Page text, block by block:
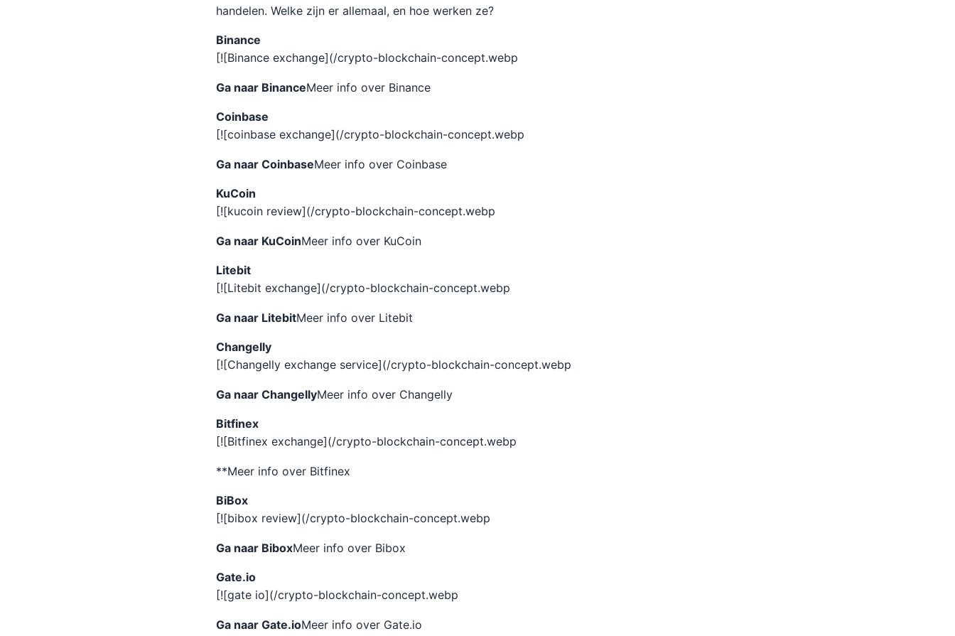
handelen. Welke zijn er allemaal, en hoe werken ze?
Binance
[![Binance exchange](/crypto-blockchain-concept.webp
Ga naar BinanceMeer info over Binance
Coinbase
[![coinbase exchange](/crypto-blockchain-concept.webp
Ga naar CoinbaseMeer info over Coinbase
KuCoin
[![kucoin review](/crypto-blockchain-concept.webp
Ga naar KuCoinMeer info over KuCoin
Litebit
[![Litebit exchange](/crypto-blockchain-concept.webp
Ga naar LitebitMeer info over Litebit
Changelly
[![Changelly exchange service](/crypto-blockchain-concept.webp
Ga naar ChangellyMeer info over Changelly
Bitfinex
[![Bitfinex exchange](/crypto-blockchain-concept.webp
**Meer info over Bitfinex
BiBox
[![bibox review](/crypto-blockchain-concept.webp
Ga naar BiboxMeer info over Bibox
Gate.io
[![gate io](/crypto-blockchain-concept.webp
Ga naar Gate.ioMeer info over Gate.io